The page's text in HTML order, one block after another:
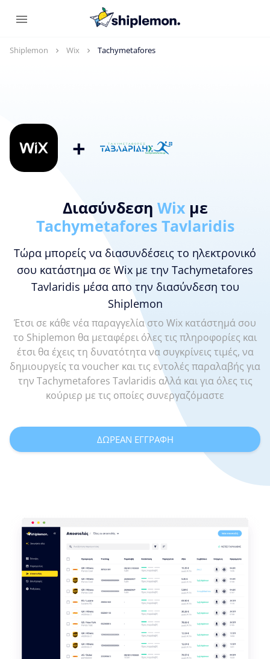
Shiplemon Wix Tachymetafores
+
Διασύνδεση Wix με
Tachymetafores Tavlaridis
Τώρα μπορείς να διασυνδέσεις το ηλεκτρονικό
σου κατάστημα σε Wix με την Tachymetafores
Tavlaridis μέσα απο την διασύνδεση του
Shiplemon
Έτσι σε κάθε νέα παραγγελία στο Wix κατάστημά σου
το Shiplemon θα μεταφέρει όλες τις πληροφορίες και
έτσι θα έχεις τη δυνατότητα να συγκρίνεις τιμές, να
δημιουργείς τα voucher και τις εντολές παραλαβής για
την Tachymetafores Tavlaridis αλλά και για όλες τις
κούριερ με τις οποίες συνεργαζόμαστε
ΔΩΡΕΑΝ ΕΓΓΡΑΦΗ